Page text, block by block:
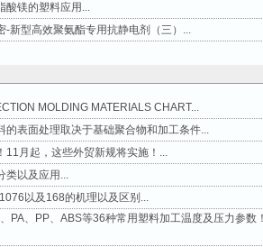
酸镁的塑料应用...
-新型高效聚氨酯专用抗静电剂（三）...
MOLDING MATERIALS CHART...
的表面处理取决于基础聚合物和加工条件...
11月起，这些外贸新规将实施！...
类以及应用...
以及168的机理以及区别...
PA、PP、ABS等36种常用塑料加工温度及压力参数